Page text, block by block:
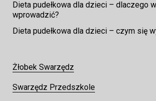
Dieta pudełkowa dla dzieci – dlaczego
wprowadzić?
Dieta pudełkowa dla dzieci – czym się
Żłobek Swarzędz
Swarzędz Przedszkole